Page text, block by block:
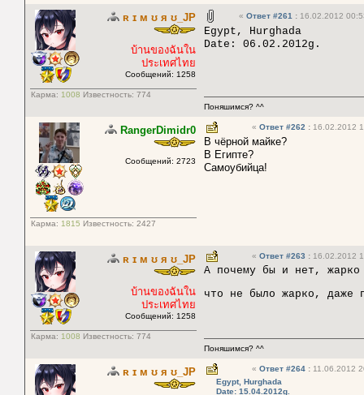
ʀ ɪ м ʊ я ʊ_JP
บ้านของฉันใน
ประเทศไทย
Сообщений: 1258
Карма: 1008 Известность: 774
« Ответ #261 : 16.02.2012
Egypt, Hurghada
Date: 06.02.2012g.
Поняшимся? ^^
RangerDimidr0
Сообщений: 2723
Карма: 1815 Известность: 2427
« Ответ #262 : 16.02.2012
В чёрной майке?
В Египте?
Самоубийца!
ʀ ɪ м ʊ я ʊ_JP
บ้านของฉันใน
ประเทศไทย
Сообщений: 1258
Карма: 1008 Известность: 774
« Ответ #263 : 16.02.2012
А почему бы и нет, жарко
что не было жарко, даже
Поняшимся? ^^
ʀ ɪ м ʊ я ʊ_JP « Ответ #264 : 11.06.2012
Egypt, Hurghada
Date: 15.04.2012g.